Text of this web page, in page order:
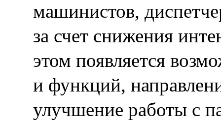
машинистов,
за счет снижения
этом появляется
и функций,
улучшение работы с